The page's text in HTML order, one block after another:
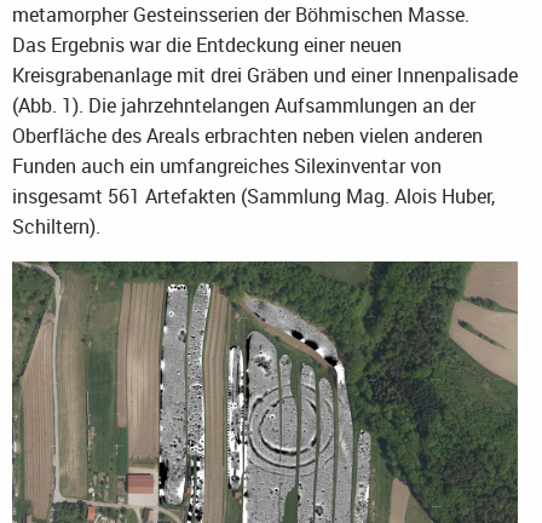
metamorpher Gesteinsserien der Böhmischen Masse.
Das Ergebnis war die Entdeckung einer neuen
Kreisgrabenanlage mit drei Gräben und einer Innenpalisade
(Abb. 1). Die jahrzehntelangen Aufsammlungen an der
Oberfläche des Areals erbrachten neben vielen anderen
Funden auch ein umfangreiches Silexinventar von
insgesamt 561 Artefakten (Sammlung Mag. Alois Huber,
Schiltern).